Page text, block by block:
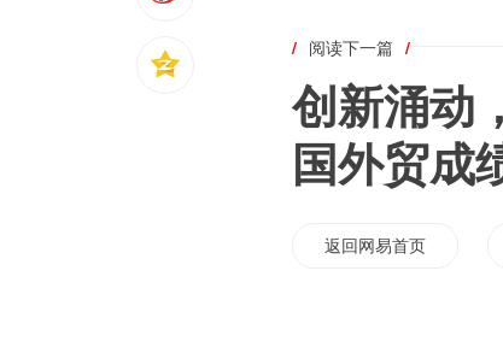
/ 阅读下一篇 /
创新涌动
国外贸成
返回网易首页